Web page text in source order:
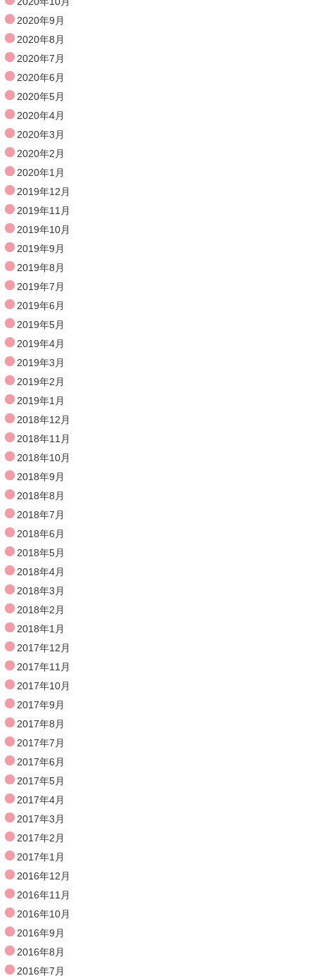
2020年9月
2020年8月
2020年7月
2020年6月
2020年5月
2020年4月
2020年3月
2020年2月
2020年1月
2019年12月
2019年11月
2019年10月
2019年9月
2019年8月
2019年7月
2019年6月
2019年5月
2019年4月
2019年3月
2019年2月
2019年1月
2018年12月
2018年11月
2018年10月
2018年9月
2018年8月
2018年7月
2018年6月
2018年5月
2018年4月
2018年3月
2018年2月
2018年1月
2017年12月
2017年11月
2017年10月
2017年9月
2017年8月
2017年7月
2017年6月
2017年5月
2017年4月
2017年3月
2017年2月
2017年1月
2016年12月
2016年11月
2016年10月
2016年9月
2016年8月
2016年7月